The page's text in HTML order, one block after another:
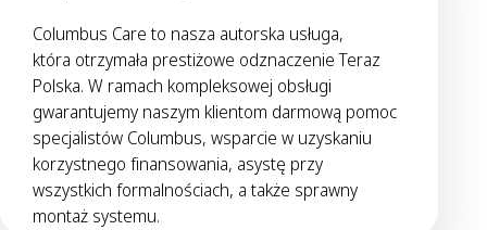
Columbus Care to nasza autorska usługa,
która otrzymała prestiżowe odznaczenie Teraz
Polska. W ramach kompleksowej obsługi
gwarantujemy naszym klientom darmową pomoc
specjalistów Columbus, wsparcie w uzyskaniu
korzystnego finansowania, asystę przy
wszystkich formalnościach, a także sprawny
montaż systemu.